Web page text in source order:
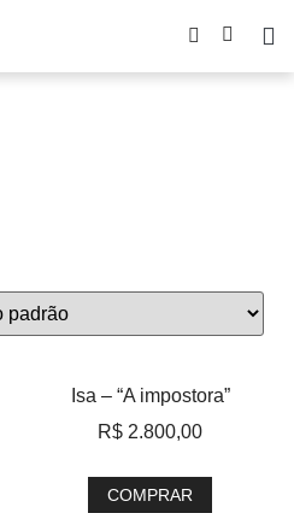
Isa – “A impostora”
R$ 2.800,00
COMPRAR